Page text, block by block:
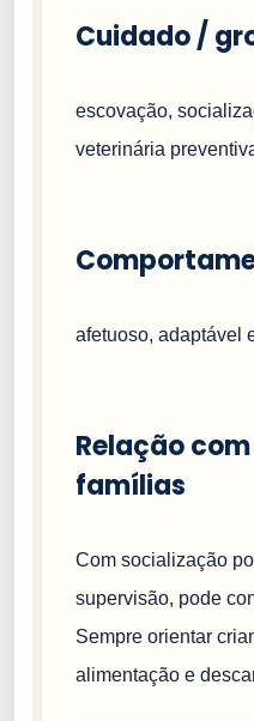
Cuidado /
escovação,
veterinária
afetuoso, adaptável
Relação
famílias
Com socialização
supervisão, pode
Sempre orientar
alimentação e